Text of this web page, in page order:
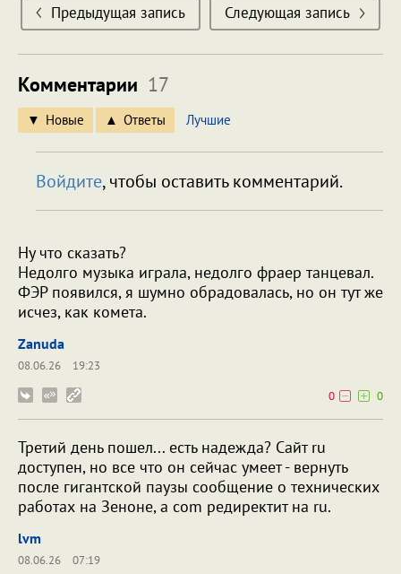
Предыдущая запись Следующая запись
Комментарии 17
Новые Ответы Лучшие
Войдите, чтобы оставить комментарий.
Ну что сказать?
Недолго музыка играла, недолго фраер танцевал.
ФЭР появился, я шумно обрадовалась, но он тут же
исчез, как комета.
Zanuda
08.06.26
19:23
0
0
Третий день пошел... есть надежда? Сайт ru
доступен, но все что он сейчас умеет - вернуть
после гигантской паузы сообщение о технических
работах на Зеноне, а com редиректит на ru.
lvm
08.06.26
07:19